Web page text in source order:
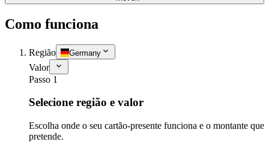
Como funciona
Região Germany
Valor
Passo 1
Selecione região e valor
Escolha onde o seu cartão-presente funciona e o montante que
pretende.